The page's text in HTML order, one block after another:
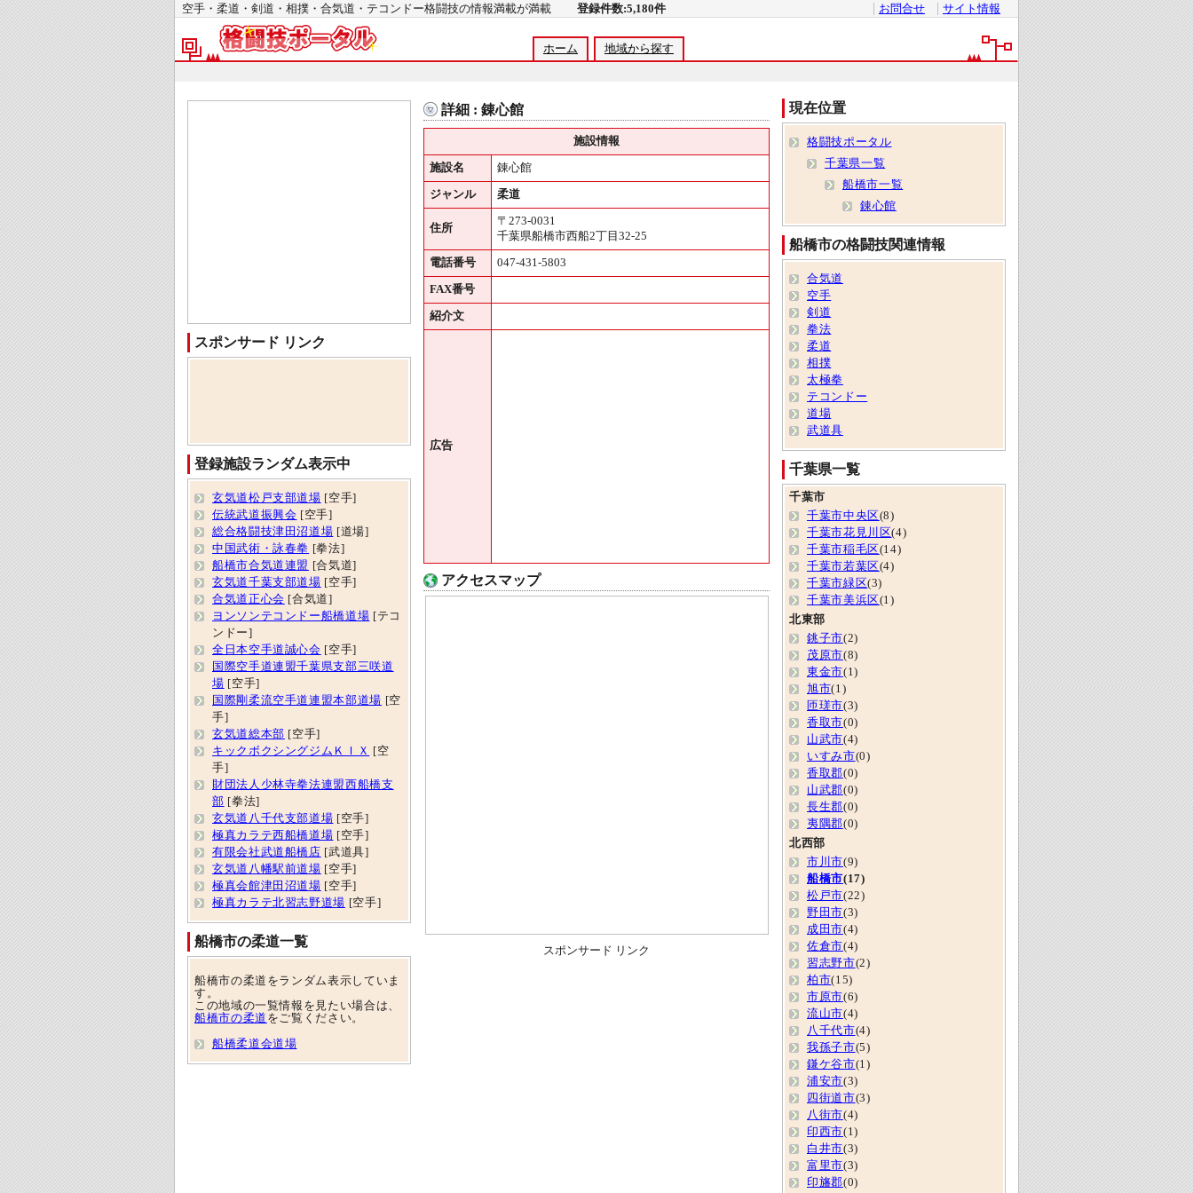
空手・柔道・剣道・相撲・合気道・テコンドー格闘技の情報満載が満載 登録件数:5,180件 お問合せ サイト情報
ホーム 地域から探す
詳細 : 錬心館
施設情報
施設名 錬心館
ジャンル 柔道
住所
〒273-0031
千葉県船橋市西船2丁目32-25
電話番号 047-431-5803
FAX番号
紹介文
広告
アクセスマップ
スポンサード リンク
スポンサード リンク
登録施設ランダム表示中
玄気道松戸支部道場 [空手]
伝統武道振興会 [空手]
総合格闘技津田沼道場 [道場]
中国武術・詠春拳 [拳法]
船橋市合気道連盟 [合気道]
玄気道千葉支部道場 [空手]
合気道正心会 [合気道]
ヨンソンテコンドー船橋道場 [テコ
ンドー]
全日本空手道誠心会 [空手]
国際空手道連盟千葉県支部三咲道
場 [空手]
国際剛柔流空手道連盟本部道場 [空
手]
玄気道総本部 [空手]
キックボクシングジムＫＩＸ
[空
手]
財団法人少林寺拳法連盟西船橋支
部 [拳法]
玄気道八千代支部道場 [空手]
極真カラテ西船橋道場 [空手]
有限会社武道船橋店 [武道具]
玄気道八幡駅前道場 [空手]
極真会館津田沼道場 [空手]
極真カラテ北習志野道場 [空手]
船橋市の柔道一覧
船橋市の柔道をランダム表示していま
す。
この地域の一覧情報を見たい場合は、
船橋市の柔道 をご覧ください。
船橋柔道会道場
現在位置
格闘技ポータル
千葉県一覧
船橋市一覧
錬心館
船橋市の格闘技関連情報
合気道
空手
剣道
拳法
柔道
相撲
太極拳
テコンドー
道場
武道具
千葉県一覧
千葉市
千葉市中央区 (8)
千葉市花見川区(4)
千葉市稲毛区 (14)
千葉市若葉区 (4)
千葉市緑区(3)
千葉市美浜区 (1)
北東部
銚子市(2)
茂原市(8)
東金市(1)
旭市(1)
匝瑳市(3)
香取市(0)
山武市(4)
いすみ市(0)
香取郡(0)
山武郡(0)
長生郡(0)
夷隅郡(0)
北西部
市川市(9)
船橋市(17)
松戸市(22)
野田市(3)
成田市(4)
佐倉市(4)
習志野市(2)
柏市(15)
市原市(6)
流山市(4)
八千代市(4)
我孫子市(5)
鎌ケ谷市(1)
浦安市(3)
四街道市(3)
八街市(4)
印西市(1)
白井市(3)
富里市(3)
印旛郡(0)